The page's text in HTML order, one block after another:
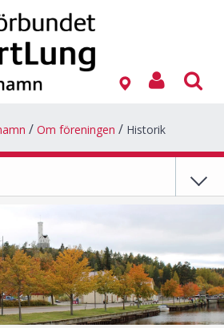
Om föreningen Historik